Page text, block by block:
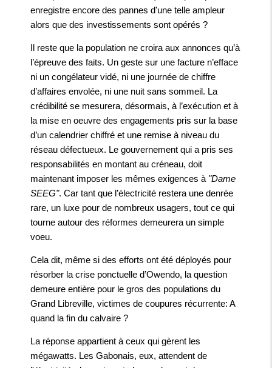
enregistre encore des pannes d'une telle ampleur
alors que des investissements sont opérés ?
Il reste que la population ne croira aux annonces qu’à
l’épreuve des faits. Un geste sur une facture n’efface
ni un congélateur vidé, ni une journée de chiffre
d’affaires envolée, ni une nuit sans sommeil. La
crédibilité se mesurera, désormais, à l’exécution et à
la mise en oeuvre des engagements pris sur la base
d’un calendrier chiffré et une remise à niveau du
réseau défectueux. Le gouvernement qui a pris ses
responsabilités en montant au créneau, doit
maintenant imposer les mêmes exigences à "Dame
SEEG". Car tant que l’électricité restera une denrée
rare, un luxe pour de nombreux usagers, tout ce qui
tourne autour des réformes demeurera un simple
voeu.
Cela dit, même si des efforts ont été déployés pour
résorber la crise ponctuelle d’Owendo, la question
demeure entière pour le gros des populations du
Grand Libreville, victimes de coupures récurrente: A
quand la fin du calvaire ?
La réponse appartient à ceux qui gèrent les
mégawatts. Les Gabonais, eux, attendent de